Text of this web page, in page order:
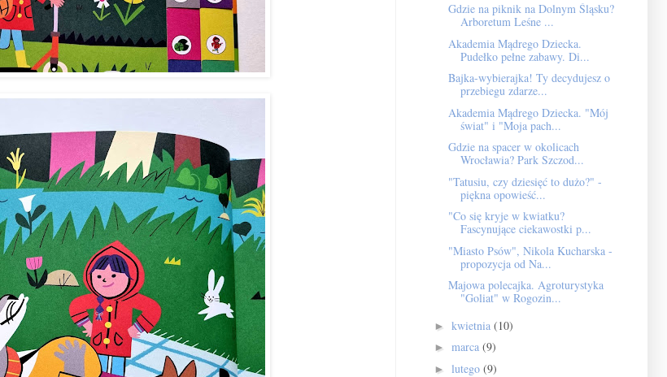
Gdzie na piknik na Dolnym Śląsku?
Arboretum Leśne ...
Akademia Mądrego Dziecka.
Pudełko pełne zabawy. Di...
Bajka-wybierajka! Ty decydujesz o
przebiegu zdarze...
Akademia Mądrego Dziecka. "Mój
świat" i "Moja pach...
Gdzie na spacer w okolicach
Wrocławia? Park Szczod...
"Tatusiu, czy dziesięć to dużo?" -
piękna opowieść...
"Co się kryje w kwiatku?
Fascynujące ciekawostki p...
"Miasto Psów", Nikola Kucharska -
propozycja od Na...
Majowa polecajka. Agroturystyka
"Goliat" w Rogozin...
► kwietnia (10)
► marca (9)
► lutego (9)